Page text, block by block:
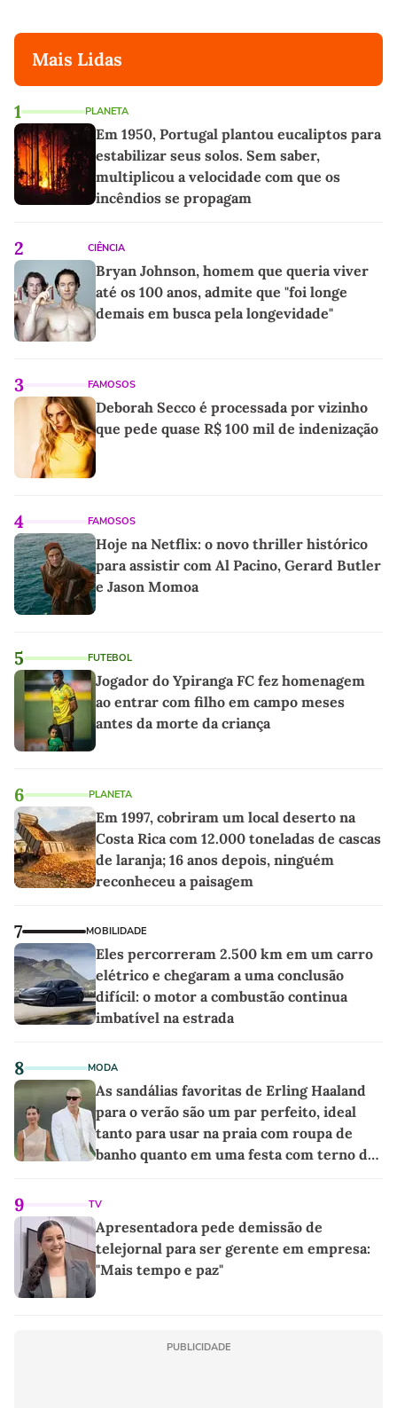
Mais Lidas
1 PLANETA
Em 1950, Portugal plantou eucaliptos para
estabilizar seus solos. Sem saber,
multiplicou a velocidade com que os
incêndios se propagam
2 CIÊNCIA
Bryan Johnson, homem que queria viver
até os 100 anos, admite que "foi longe
demais em busca pela longevidade"
3 FAMOSOS
Deborah Secco é processada por vizinho
que pede quase R$ 100 mil de indenização
4 FAMOSOS
Hoje na Netflix: o novo thriller histórico
para assistir com Al Pacino, Gerard Butler
e Jason Momoa
5 FUTEBOL
Jogador do Ypiranga FC fez homenagem
ao entrar com filho em campo meses
antes da morte da criança
6 PLANETA
Em 1997, cobriram um local deserto na
Costa Rica com 12.000 toneladas de cascas
de laranja; 16 anos depois, ninguém
reconheceu a paisagem
7 MOBILIDADE
Eles percorreram 2.500 km em um carro
elétrico e chegaram a uma conclusão
difícil: o motor a combustão continua
imbatível na estrada
8 MODA
As sandálias favoritas de Erling Haaland
para o verão são um par perfeito, ideal
tanto para usar na praia com roupa de
banho quanto em uma festa com terno de
9 TV
Apresentadora pede demissão de
telejornal para ser gerente em empresa:
"Mais tempo e paz"
PUBLICIDADE